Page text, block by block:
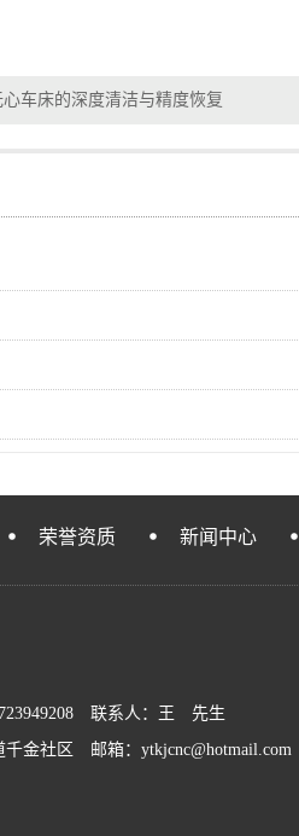
心车床的深度清洁与精度恢复
荣誉资质 新闻中心
联系人：王 先生
金社区 邮箱：ytkjcnc@hotmail.com